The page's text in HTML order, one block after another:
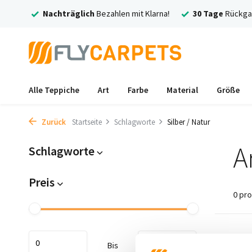
Nachträglich Bezahlen mit Klarna! 30 Tage
Alle Teppiche Art Farbe Material Größe
Zurück Startseite Schlagworte Silber / Natur
Schlagworte
Preis
Bis
0